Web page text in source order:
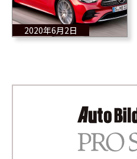
2020年6月2日